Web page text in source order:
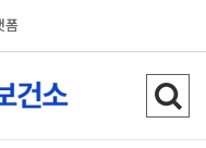
폼
검
색